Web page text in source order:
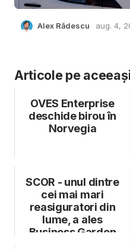
Alex Rădescu aug. 4,
Articole pe
OVES Enterprise
deschide birou în
Norvegia
SCOR - unul dintre
cei mai mari
reasiguratori din
lume, a ales
Business Garden